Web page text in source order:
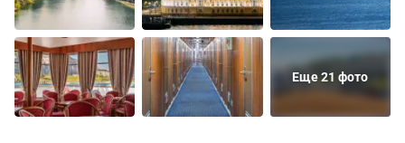
Еще 21 фото